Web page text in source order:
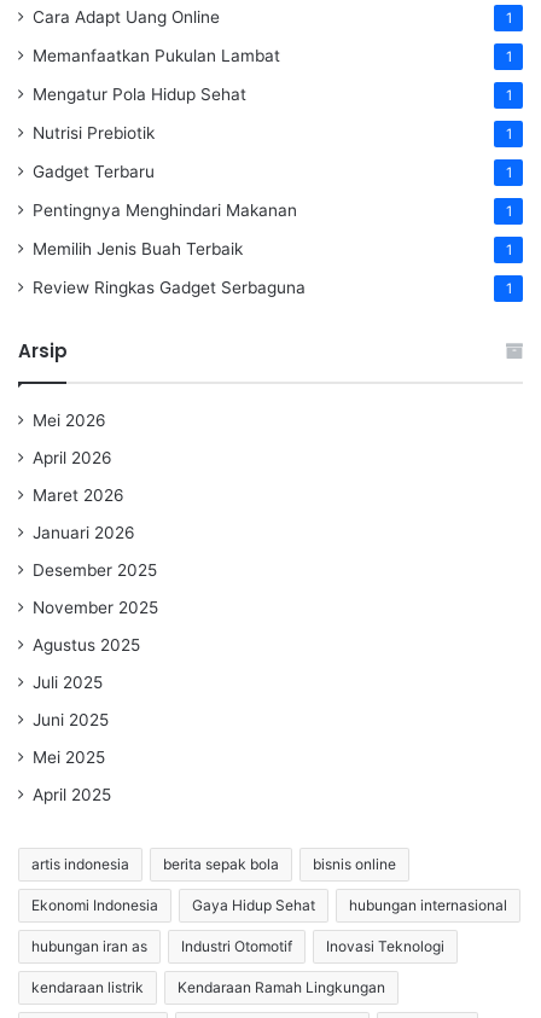
Cara Adapt Uang Online 1
Memanfaatkan Pukulan Lambat 1
Mengatur Pola Hidup Sehat 1
Nutrisi Prebiotik 1
Gadget Terbaru 1
Pentingnya Menghindari Makanan 1
Memilih Jenis Buah Terbaik 1
Review Ringkas Gadget Serbaguna 1
Arsip
Mei 2026
April 2026
Maret 2026
Januari 2026
Desember 2025
November 2025
Agustus 2025
Juli 2025
Juni 2025
Mei 2025
April 2025
artis indonesia berita sepak bola bisnis online
Ekonomi Indonesia Gaya Hidup Sehat hubungan internasional
hubungan iran as Industri Otomotif Inovasi Teknologi
kendaraan listrik Kendaraan Ramah Lingkungan